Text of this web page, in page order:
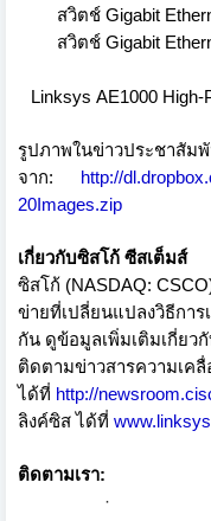
สวิตช์ Gigabit
สวิตช์ Gigabit
Linksys AE1000 High-
รูปภาพในข่าวประชาสัม
จาก: http://
20Images.zip
เกี่ยวกับซิสโก้ ซีสเต็มส์
ซิสโก้ (NASDAQ:
ข่ายที่เปลี่ยนแปลงวิธีการ
กัน ดูข้อมูลเพิ่มเติมเกี่ยว
ติดตามข่าวสารความเคลื่
ได้ที่ http://
ลิงค์ซิส ได้ที่
ติดตามเรา:
·